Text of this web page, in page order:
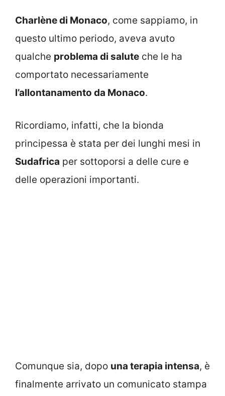
Charlène di Monaco, come sappiamo, in
questo ultimo periodo, aveva avuto
qualche problema di salute che le ha
comportato necessariamente
l’allontanamento da Monaco.
Ricordiamo, infatti, che la bionda
principessa è stata per dei lunghi mesi in
Sudafrica per sottoporsi a delle cure e
delle operazioni importanti.
Comunque sia, dopo una terapia intensa, è
finalmente arrivato un comunicato stampa